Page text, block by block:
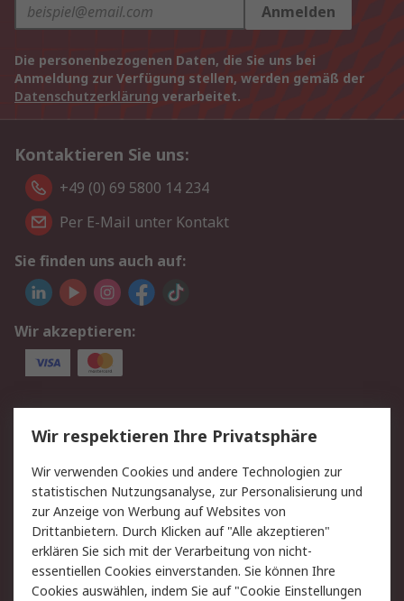
Anmelden
Die personenbezogenen Daten, die Sie uns bei
Anmeldung zur Verfügung stellen, werden gemäß der
Datenschutzerklärung verarbeitet.
Kontaktieren Sie uns:
+49 (0) 69 5800 14 234
Per E-Mail unter Kontakt
Sie finden uns auch auf:
Wir akzeptieren:
Service
Value Added Services
Lieferlösungen
Rücksendungen
Kontakt
Hilfe
Privatkunden
Rechtliches
AGB
Datenschutz
Wir respektieren Ihre Privatsphäre
Wir verwenden Cookies und andere Technologien zur
statistischen Nutzungsanalyse, zur Personalisierung und
zur Anzeige von Werbung auf Websites von
Drittanbietern. Durch Klicken auf "Alle akzeptieren"
erklären Sie sich mit der Verarbeitung von nicht-
essentiellen Cookies einverstanden. Sie können Ihre
Cookies auswählen, indem Sie auf "Cookie Einstellungen